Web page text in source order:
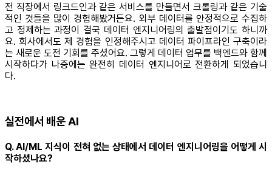
전 직장에서 링크드인과 같은 서비스를 만들면서 크롤링과 같은 기술
적인 것들을 많이 경험해봤거든요. 외부 데이터를 안정적으로 수집하
고 정제하는 과정이 결국 데이터 엔지니어링의 출발점이기도 하니까
요. 회사에서도 제 경험을 인정해주시고 데이터 파이프라인 구축이라
는 새로운 도전 기회를 주셨어요. 그렇게 데이터 업무를 백엔드와 함께
시작하다가 나중에는 완전히 데이터 엔지니어로 전환하게 되었습니
다.
실전에서 배운 AI
Q. AI/ML 지식이 전혀 없는 상태에서 데이터 엔지니어링을 어떻게 시
작하셨나요?